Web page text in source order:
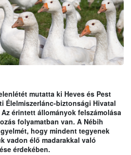
mutatta ki Heves és Pest
Élelmiszerlánc-biztonsági Hivatal
érintett állományok felszámolása
folyamatban van. A Nébih
hogy mindent tegyenek
vadon élő madarakkal való
érdekében.